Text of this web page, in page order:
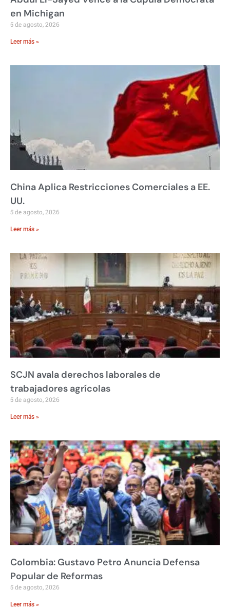
en Michigan
5 de agosto, 2026
Leer más »
China Aplica Restricciones Comerciales a EE.
UU.
5 de agosto, 2026
Leer más »
SCJN avala derechos laborales de
trabajadores agrícolas
5 de agosto, 2026
Leer más »
Colombia: Gustavo Petro Anuncia Defensa
Popular de Reformas
5 de agosto, 2026
Leer más »